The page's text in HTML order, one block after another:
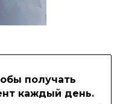
получать
каждый день.